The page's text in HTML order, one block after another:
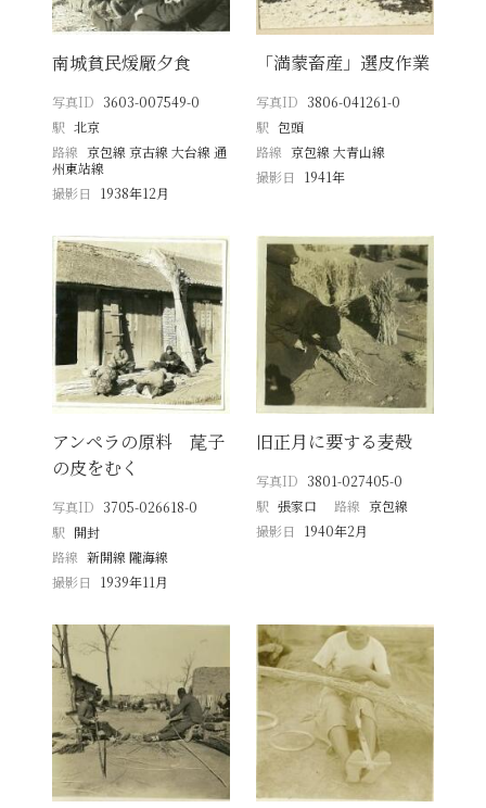
南城貧民煖厰夕食
写真ID 3603-007549-0
駅 北京
路線 京包線 京古線 大台線 通
州東站線
撮影日
1938年12月
「満蒙畜産」選皮作業
写真ID 3806-041261-0
駅 包頭
路線 京包線 大青山線
撮影日
1941年
アンペラの原料 荱子
の皮をむく
写真ID 3705-026618-0
駅 開封
路線 新開線 隴海線
撮影日
1939年11月
旧正月に要する麦殻
写真ID 3801-027405-0
駅 張家口 路線 京包線
撮影日
1940年2月